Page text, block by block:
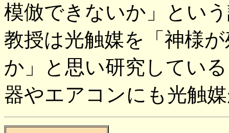
模倣できないか」とい
教授は光触媒を「神様
か」と思い研究してい
器やエアコンにも光触